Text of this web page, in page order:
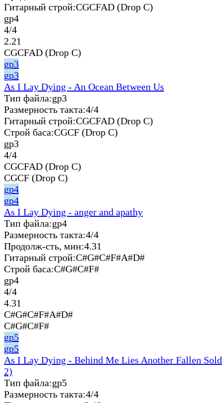
Гитарный строй:CGCFAD (Drop C)
gp4
4/4
2.21
CGCFAD (Drop C)
gp3
gp3
As I Lay Dying - An Ocean Between Us
Тип файла:gp3
Размерность такта:4/4
Гитарный строй:CGCFAD (Drop C)
Строй баса:CGCF (Drop C)
gp3
4/4
CGCFAD (Drop C)
CGCF (Drop C)
gp4
gp4
As I Lay Dying - anger and apathy
Тип файла:gp4
Размерность такта:4/4
Продолж-сть, мин:4.31
Гитарный строй:C#G#C#F#A#D#
Строй баса:C#G#C#F#
gp4
4/4
4.31
C#G#C#F#A#D#
C#G#C#F#
gp5
gp5
As I Lay Dying - Behind Me Lies Another Fallen
2)
Тип файла:gp5
Размерность такта:4/4